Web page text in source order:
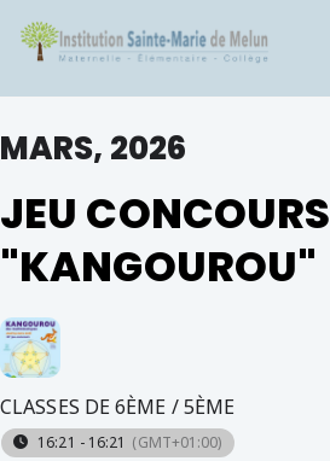
MARS, 2026
JEU CONCOURS
"KANGOUROU"
CLASSES DE 6ÈME / 5ÈME
16:21 - 16:21 (GMT+01:00)